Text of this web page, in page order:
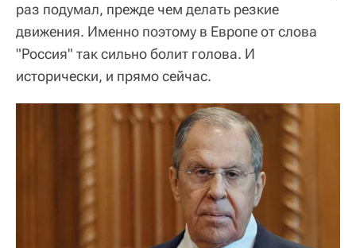
раз подумал, прежде чем делать резкие
движения. Именно поэтому в Европе от слова
"Россия" так сильно болит голова. И
исторически, и прямо сейчас.